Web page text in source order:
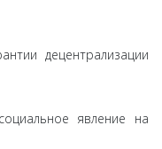
децентрализации
явление на